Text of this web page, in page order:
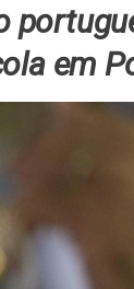
em